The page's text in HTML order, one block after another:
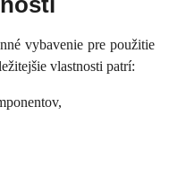
vybavenie pre použitie
vlastnosti patrí: